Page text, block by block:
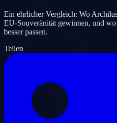
Ein ehrlicher Vergleich: Wo
EU-Souveränität gewinnen, und
besser passen.
Teilen